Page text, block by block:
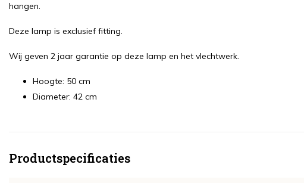
hangen.
Deze lamp is exclusief fitting.
Wij geven 2 jaar garantie op deze lamp en het vlechtwerk.
Hoogte: 50 cm
Diameter: 42 cm
Productspecificaties